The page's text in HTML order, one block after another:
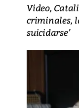
Video,
criminales,
suicidarse’